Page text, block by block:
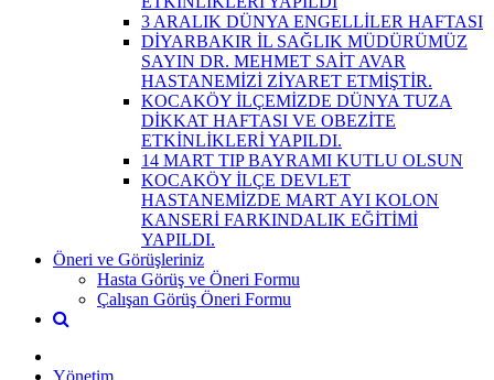
3 ARALIK DÜNYA ENGELLİLER HAFTASI
DİYARBAKIR İL SAĞLIK MÜDÜRÜMÜZ
SAYIN DR. MEHMET SAİT AVAR
HASTANEMİZİ ZİYARET ETMİŞTİR.
KOCAKÖY İLÇEMİZDE DÜNYA TUZA
DİKKAT HAFTASI VE OBEZİTE
ETKİNLİKLERİ YAPILDI.
14 MART TIP BAYRAMI KUTLU OLSUN
KOCAKÖY İLÇE DEVLET
HASTANEMİZDE MART AYI KOLON
KANSERİ FARKINDALIK EĞİTİMİ
YAPILDI.
Öneri ve Görüşleriniz
Hasta Görüş ve Öneri Formu
Çalışan Görüş Öneri Formu
Yönetim